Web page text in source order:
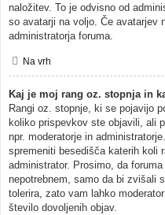
naložitev. To je odvisno od
so avatarji na voljo. Če avatarjev
administratorja foruma.
Na vrh
Kaj je moj rang oz. stopnja in
Rangi oz. stopnje, ki se pojavijo
koliko prispevkov ste objavili, ali
npr. moderatorje in
spremeniti besedišča katerih koli
administrator. Prosimo, da
nepotrebnem, samo da bi zvišali
tolerira, zato vam lahko
število dovoljenih objav.